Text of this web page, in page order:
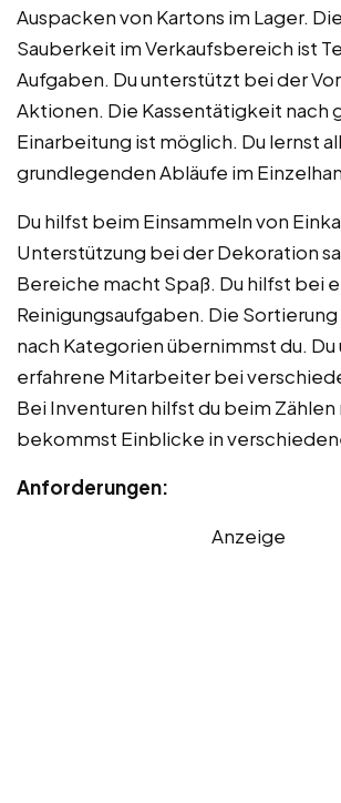
Auspacken von Kartons im Lager.
Sauberkeit im Verkaufsbereich ist
Aufgaben. Du unterstützt bei der
Aktionen. Die Kassentätigkeit nach
Einarbeitung ist möglich. Du lernst
grundlegenden Abläufe im
Du hilfst beim Einsammeln von
Unterstützung bei der Dekoration
Bereiche macht Spaß. Du hilfst bei
Reinigungsaufgaben. Die Sortierung
nach Kategorien übernimmst du.
erfahrene Mitarbeiter bei
Bei Inventuren hilfst du beim Zählen
bekommst Einblicke in
Anforderungen:
Anzeige